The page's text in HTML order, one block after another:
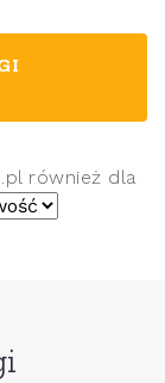
również dla